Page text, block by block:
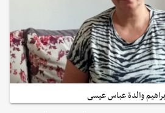
والدة عباس عيسى